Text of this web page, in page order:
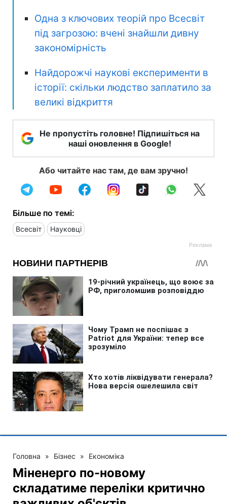
Одна з ключових теорій про Всесвіт
під загрозою: вчені знайшли дивну
закономірність
Найдорожчі наукові експерименти в
історії: скільки людство заплатило за
великі відкриття
Не пропустіть головне! Підпишіться на
наші оновлення в Google!
Або читайте нас там, де вам зручно!
Більше по темі:
Всесвіт Науковці
Головна » Бізнес » Економіка
Міненерго по-новому
складатиме переліки критично